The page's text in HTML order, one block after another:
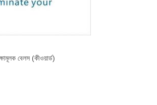
বেলস (কীওয়ার্ড)